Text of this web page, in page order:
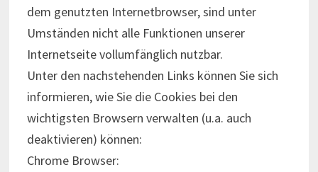
dem genutzten Internetbrowser, sind unter
Umständen nicht alle Funktionen unserer
Internetseite vollumfänglich nutzbar.
Unter den nachstehenden Links können Sie sich
informieren, wie Sie die Cookies bei den
wichtigsten Browsern verwalten (u.a. auch
deaktivieren) können:
Chrome Browser: